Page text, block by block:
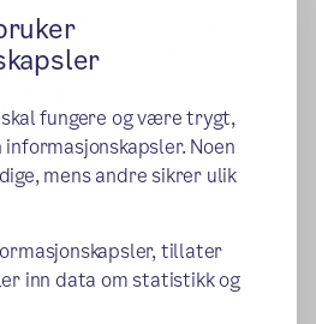
fungere og være trygt,
Noen
mens andre sikrer ulik
tillater
inn data om statistikk og
som husreglene våre,
du trenger å vite.
skole (ekstern lenke)
(UDE, oppdatert
i Osloskolen
(ekstern
14.11.2025